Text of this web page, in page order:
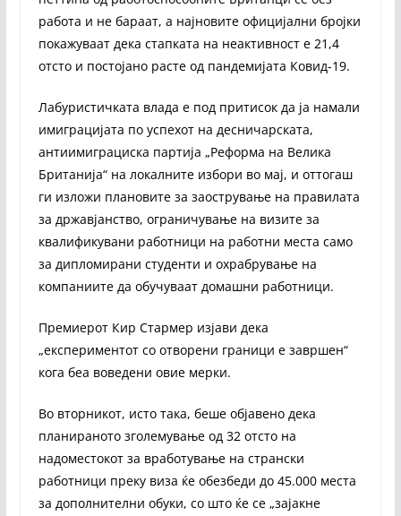
работа и не бараат, а најновите официјални бројки
покажуваат дека стапката на неактивност е 21,4
отсто и постојано расте од пандемијата Ковид-19.
Лабуристичката влада е под притисок да ја намали
имиграцијата по успехот на десничарската,
антиимиграциска партија „Реформа на Велика
Британија“ на локалните избори во мај, и оттогаш
ги изложи плановите за заострување на правилата
за државјанство, ограничување на визите за
квалификувани работници на работни места само
за дипломирани студенти и охрабрување на
компаниите да обучуваат домашни работници.
Премиерот Кир Стармер изјави дека
„експериментот со отворени граници е завршен“
кога беа воведени овие мерки.
Во вторникот, исто така, беше објавено дека
планираното зголемување од 32 отсто на
надоместокот за вработување на странски
работници преку виза ќе обезбеди до 45.000 места
за дополнителни обуки, со што ќе се „зајакне